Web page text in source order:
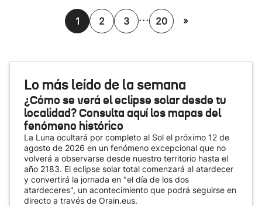
1 2 3 ... 20 »
Lo más leído de la semana
¿Cómo se verá el eclipse solar desde tu
localidad? Consulta aquí los mapas del
fenómeno histórico
La Luna ocultará por completo al Sol el próximo 12 de
agosto de 2026 en un fenómeno excepcional que no
volverá a observarse desde nuestro territorio hasta el
año 2183. El eclipse solar total comenzará al atardecer
y convertirá la jornada en "el día de los dos
atardeceres", un acontecimiento que podrá seguirse en
directo a través de Orain.eus.